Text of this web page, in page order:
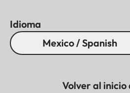
Idioma
Mexico / Spanish
Volver al inicio